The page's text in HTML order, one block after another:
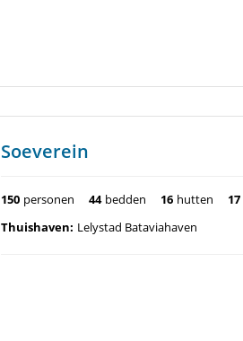
Soeverein
150 personen 44 bedden 16 hutten 17
Thuishaven: Lelystad Bataviahaven